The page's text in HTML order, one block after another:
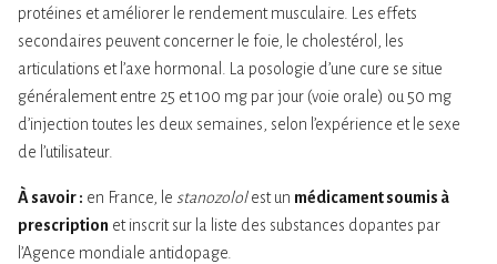
protéines et améliorer le rendement musculaire. Les effets
secondaires peuvent concerner le foie, le cholestérol, les
articulations et l’axe hormonal. La posologie d’une cure se situe
généralement entre 25 et 100 mg par jour (voie orale) ou 50 mg
d’injection toutes les deux semaines, selon l’expérience et le sexe
de l’utilisateur.
À savoir : en France, le stanozololest un médicament soumis à
prescription et inscrit sur la liste des substances dopantes par
l’Agence mondiale antidopage.